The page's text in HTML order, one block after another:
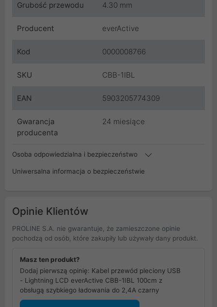
Grubość przewodu 4.30 mm
Producent everActive
Kod 0000008766
SKU CBB-1IBL
EAN 5903205774309
Gwarancja
producenta
24 miesiące
Osoba odpowiedzialna i bezpieczeństwo
Uniwersalna informacja o bezpieczeństwie
Opinie Klientów
PROLINE S.A. nie gwarantuje, że zamieszczone opinie
pochodzą od osób, które zakupiły lub używały dany produkt.
Masz ten produkt?
Dodaj pierwszą opinię: Kabel przewód pleciony USB
- Lightning LCD everActive CBB-1IBL 100cm z
obsługą szybkiego ładowania do 2,4A czarny